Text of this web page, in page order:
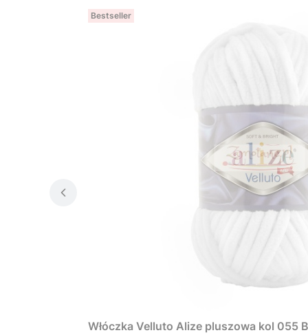
Bestseller
Włóczka Velluto Alize pluszowa kol 055